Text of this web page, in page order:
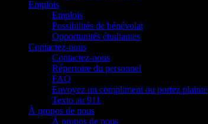
Emplois
Emplois
Possibilités de bénévolat
Opportunités étudiantes
Contactez-nous
Contactez-nous
Répertoire du personnel
FAQ
Envoyez un compliment ou portez plainte
Texto au 911
À propos de nous
À propos de nous